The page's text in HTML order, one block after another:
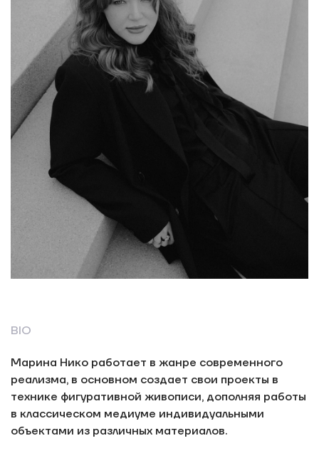
BIO
Марина Нико работает в жанре современного
реализма, в основном создает свои проекты в
технике фигуративной живописи, дополняя работы
в классическом медиуме индивидуальными
объектами из различных материалов.